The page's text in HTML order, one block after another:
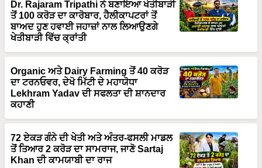
Dr. Rajaram Tripathi ਨੇ ਬਣਾਇਆ ਖੇਤੀਬਾੜੀ
ਤੋਂ 100 ਕਰੋੜ ਦਾ ਕਾਰੋਬਾਰ, ਹੈਲੀਕਾਪਟਰਾਂ ਤੋਂ
ਬਾਅਦ ਹੁਣ ਹਵਾਈ ਜਹਾਜ਼ਾਂ ਨਾਲ ਲਿਆਉਣਗੇ
ਖੇਤੀਬਾੜੀ ਵਿੱਚ ਕ੍ਰਾਂਤੀ
Organic ਅਤੇ Dairy Farming ਤੋਂ 40 ਕਰੋੜ
ਦਾ ਟਰਨਓਵਰ, ਦੇਖੋ ਮਿੱਟੀ ਦੇ ਮਹਾਯੋਧਾ
Lekhram Yadav ਦੀ ਸਫਲਤਾ ਦੀ ਸ਼ਾਨਦਾਰ
ਕਹਾਣੀ
72 ਏਕੜ ਗੰਨੇ ਦੀ ਖੇਤੀ ਅਤੇ ਅੰਤਰ-ਫਸਲੀ ਮਾਡਲ
ਤੋਂ ਤਿਆਰ 2 ਕਰੋੜ ਦਾ ਸਾਮਰਾਜ, ਜਾਣੋ Sartaj
Khan ਦੀ ਕਾਮਯਾਬੀ ਦਾ ਰਾਜ